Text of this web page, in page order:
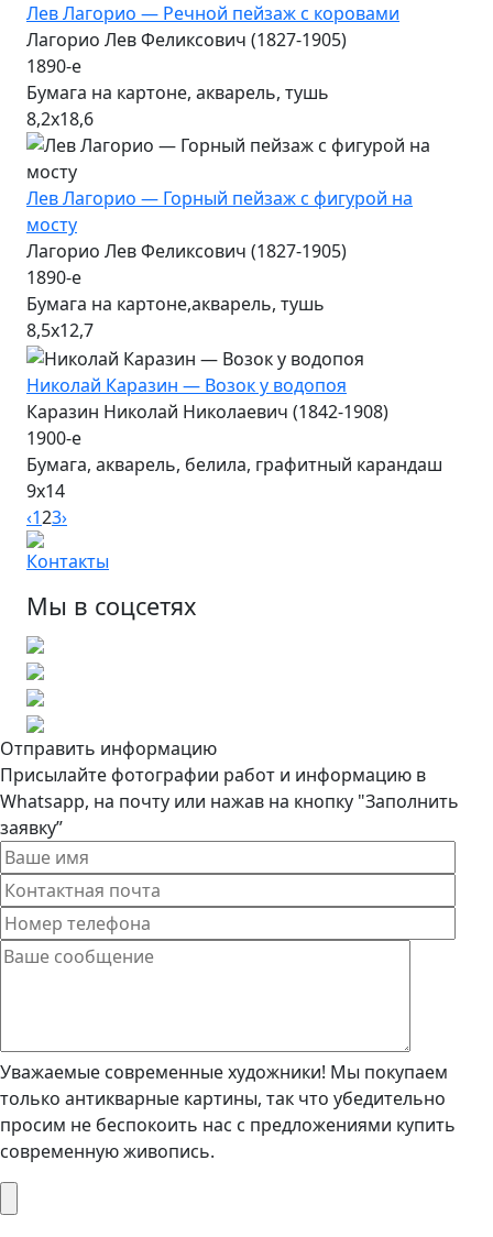
Лев Лагорио — Речной пейзаж с коровами
Лагорио Лев Феликсович (1827-1905)
1890-е
Бумага на картоне, акварель, тушь
8,2х18,6
Лев Лагорио — Горный пейзаж с фигурой на
мосту
Лагорио Лев Феликсович (1827-1905)
1890-е
Бумага на картоне,акварель, тушь
8,5х12,7
Николай Каразин — Возок у водопоя
Каразин Николай Николаевич (1842-1908)
1900-е
Бумага, акварель, белила, графитный карандаш
9х14
‹123›
Контакты
Мы в соцсетях
Отправить информацию
Присылайте фотографии работ и информацию в
Whatsapp, на почту или нажав на кнопку "Заполнить
заявку”
Уважаемые современные художники! Мы покупаем
только антикварные картины, так что убедительно
просим не беспокоить нас с предложениями купить
современную живопись.